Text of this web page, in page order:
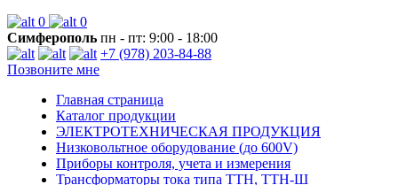
0
0
Симферополь пн - пт: 9:00 - 18:00
+7 (978) 203-84-88
Позвоните мне
Главная страница
Каталог продукции
ЭЛЕКТРОТЕХНИЧЕСКАЯ ПРОДУКЦИЯ
Низковольтное оборудование (до 600V)
Приборы контроля, учета и измерения
Трансформаторы тока типа ТТН, ТТН-Ш